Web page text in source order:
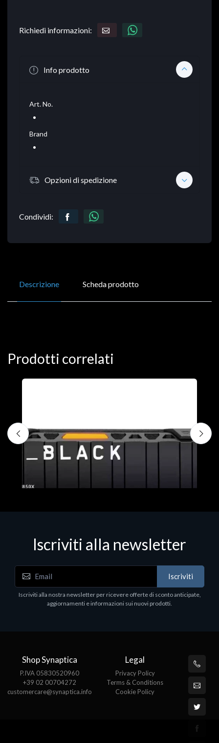
Richiedi informazioni:
Info prodotto
Art. No.
Brand
Opzioni di spedizione
Condividi:
Descrizione Scheda prodotto
Prodotti correlati
WD_BLACK SN850X NVMe SSD
WDBB9H0020BNC - SSD - 2 TB - interno - M.2
2280 - PCIe 4.0 (NVMe) - dissipatore integrato -
nero
Iscriviti alla newsletter
Iscriviti
Iscriviti alla nostra newsletter per ricevere offerte di sconto anticipate,
aggiornamenti e informazioni sui nuovi prodotti.
Shop Synaptica
P.IVA 05830520960
+39 02 00704272
customercare@synaptica.info
Legal
Privacy Policy
Terms & Conditions
Cookie Policy